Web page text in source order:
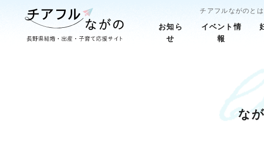
チアフルながのとは
お知ら
せ
イベント情
報
な